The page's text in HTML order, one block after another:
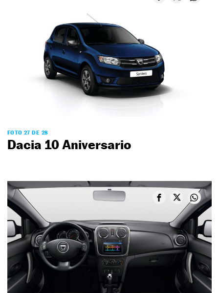
FOTO 27 DE 28
Dacia 10 Aniversario